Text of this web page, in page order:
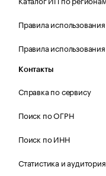
Правила
Правила
Контакты
Справка по сервису
Поиск по ОГРН
Поиск по ИНН
Статистика и аудитория